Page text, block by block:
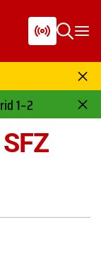
1–2
SFZ